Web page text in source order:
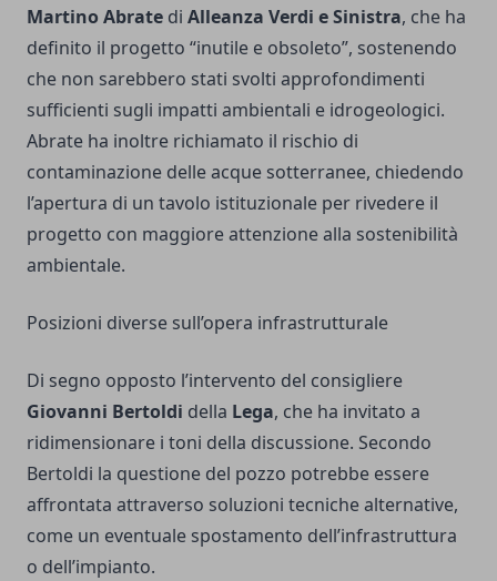
Martino Abrate di Alleanza Verdi e Sinistra, che ha
definito il progetto “inutile e obsoleto”, sostenendo
che non sarebbero stati svolti approfondimenti
sufficienti sugli impatti ambientali e idrogeologici.
Abrate ha inoltre richiamato il rischio di
contaminazione delle acque sotterranee, chiedendo
l’apertura di un tavolo istituzionale per rivedere il
progetto con maggiore attenzione alla sostenibilità
ambientale.
Posizioni diverse sull’opera infrastrutturale
Di segno opposto l’intervento del consigliere
Giovanni Bertoldi della Lega, che ha invitato a
ridimensionare i toni della discussione. Secondo
Bertoldi la questione del pozzo potrebbe essere
affrontata attraverso soluzioni tecniche alternative,
come un eventuale spostamento dell’infrastruttura
o dell’impianto.